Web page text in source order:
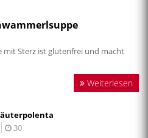
mit Sterz ist glutenfrei und macht
Weiterlesen
30